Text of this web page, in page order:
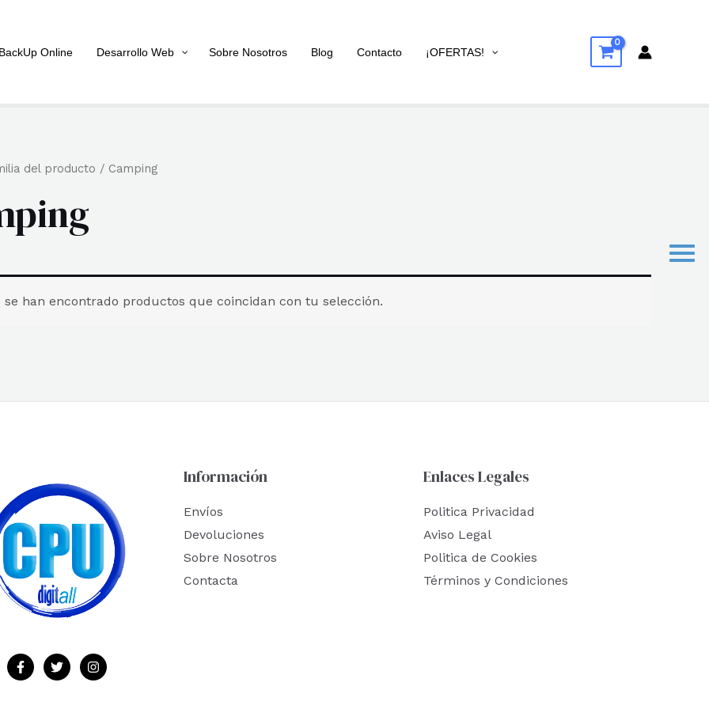
BackUp Online Desarrollo Web Sobre Nosotros Blog Contacto ¡OFERTAS!
del producto / Camping
se han encontrado productos que coincidan con tu selección.
Información
Envíos
Devoluciones
Sobre Nosotros
Contacta
Enlaces Legales
Politica Privacidad
Aviso Legal
Politica de Cookies
Términos y Condiciones